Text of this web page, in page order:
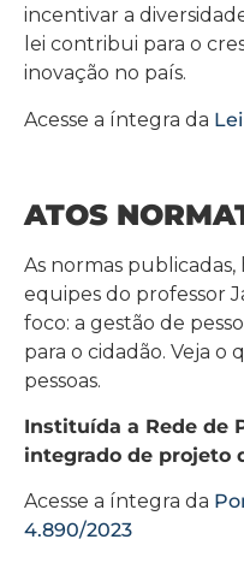
incentivar a
lei contribui para o
inovação no país.
Acesse a íntegra da
ATOS
As normas publicadas,
equipes do professor
foco: a gestão de
para o cidadão. Veja o
pessoas.
Instituída a Rede de
integrado de projeto
Acesse a íntegra da
4.890/2023